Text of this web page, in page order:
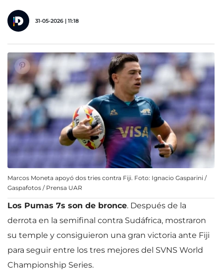
31-05-2026 | 11:18
Marcos Moneta apoyó dos tries contra Fiji. Foto: Ignacio Gasparini /
Gaspafotos / Prensa UAR
Los Pumas 7s son de bronce. Después de la
derrota en la semifinal contra Sudáfrica, mostraron
su temple y consiguieron una gran victoria ante Fiji
para seguir entre los tres mejores del SVNS World
Championship Series.